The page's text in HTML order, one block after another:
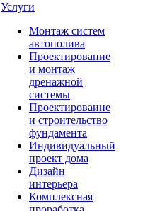
Услуги
Монтаж систем
автополива
Проектирование
и монтаж
дренажной
системы
Проектироваине
и строительство
фундамента
Индивидуальный
проект дома
Дизайн
интерьера
Комплексная